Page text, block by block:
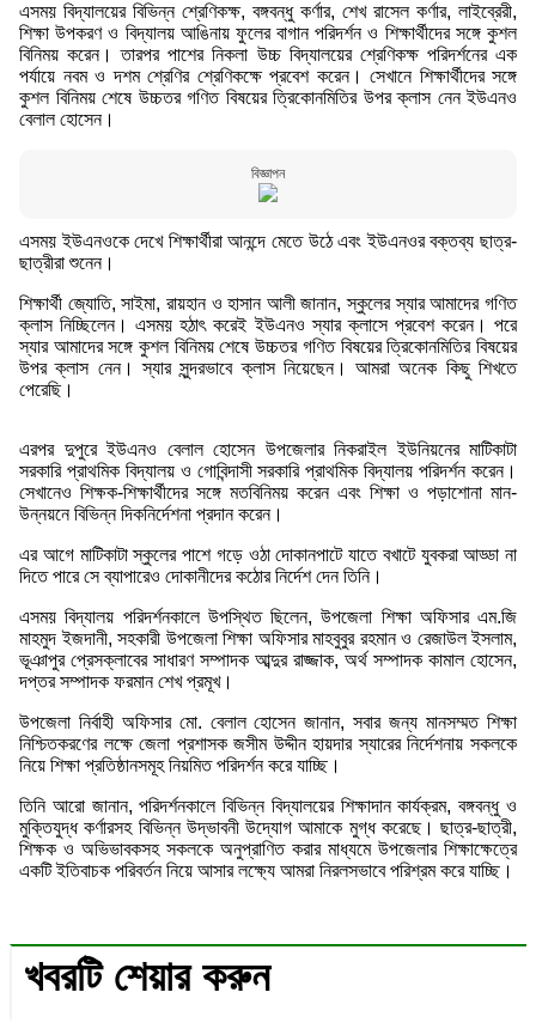
এসময় বিদ্যালয়ের বিভিন্ন শ্রেণিকক্ষ, বঙ্গবন্ধু কর্ণার, শেখ রাসেল কর্ণার, লাইব্রেরী,
শিক্ষা উপকরণ ও বিদ্যালয় আঙিনায় ফুলের বাগান পরিদর্শন ও শিক্ষার্থীদের সঙ্গে কুশল
বিনিময় করেন। তারপর পাশের নিকলা উচ্চ বিদ্যালয়ের শ্রেণিকক্ষ পরিদর্শনের এক
পর্যায়ে নবম ও দশম শ্রেণির শ্রেণিকক্ষে প্রবেশ করেন। সেখানে শিক্ষার্থীদের সঙ্গে
কুশল বিনিময় শেষে উচ্চতর গণিত বিষয়ের ত্রিকোনমিতির উপর ক্লাস নেন ইউএনও
বেলাল হোসেন।
বিজ্ঞাপন
এসময় ইউএনওকে দেখে শিক্ষার্থীরা আনন্দে মেতে উঠে এবং ইউএনওর বক্তব্য ছাত্র-
ছাত্রীরা শুনেন।
শিক্ষার্থী জ্যোতি, সাইমা, রায়হান ও হাসান আলী জানান, স্কুলের স্যার আমাদের গণিত
ক্লাস নিচ্ছিলেন। এসময় হঠাৎ করেই ইউএনও স্যার ক্লাসে প্রবেশ করেন। পরে
স্যার আমাদের সঙ্গে কুশল বিনিময় শেষে উচ্চতর গণিত বিষয়ের ত্রিকোনমিতির বিষয়ের
উপর ক্লাস নেন। স্যার সুন্দরভাবে ক্লাস নিয়েছেন। আমরা অনেক কিছু শিখতে
পেরেছি।
এরপর দুপুরে ইউএনও বেলাল হোসেন উপজেলার নিকরাইল ইউনিয়নের মাটিকাটা
সরকারি প্রাথমিক বিদ্যালয় ও গোবিন্দাসী সরকারি প্রাথমিক বিদ্যালয় পরিদর্শন করেন।
সেখানেও শিক্ষক-শিক্ষার্থীদের সঙ্গে মতবিনিময় করেন এবং শিক্ষা ও পড়াশোনা মান-
উন্নয়নে বিভিন্ন দিকনির্দেশনা প্রদান করেন।
এর আগে মাটিকাটা স্কুলের পাশে গড়ে ওঠা দোকানপাটে যাতে বখাটে যুবকরা আড্ডা না
দিতে পারে সে ব্যাপারেও দোকানীদের কঠোর নির্দেশ দেন তিনি।
এসময় বিদ্যালয় পরিদর্শনকালে উপস্থিত ছিলেন, উপজেলা শিক্ষা অফিসার এম.জি
মাহমুদ ইজদানী, সহকারী উপজেলা শিক্ষা অফিসার মাহবুবুর রহমান ও রেজাউল ইসলাম,
ভূঞাপুর প্রেসক্লাবের সাধারণ সম্পাদক আব্দুর রাজ্জাক, অর্থ সম্পাদক কামাল হোসেন,
দপ্তর সম্পাদক ফরমান শেখ প্রমূখ।
উপজেলা নির্বাহী অফিসার মো. বেলাল হোসেন জানান, সবার জন্য মানসম্মত শিক্ষা
নিশ্চিতকরণের লক্ষে জেলা প্রশাসক জসীম উদ্দীন হায়দার স্যারের নির্দেশনায় সকলকে
নিয়ে শিক্ষা প্রতিষ্ঠানসমূহ নিয়মিত পরিদর্শন করে যাচ্ছি।
তিনি আরো জানান, পরিদর্শনকালে বিভিন্ন বিদ্যালয়ের শিক্ষাদান কার্যক্রম, বঙ্গবন্ধু ও
মুক্তিযুদ্ধ কর্ণারসহ বিভিন্ন উদ্ভাবনী উদ্যোগ আমাকে মুগ্ধ করেছে। ছাত্র-ছাত্রী,
শিক্ষক ও অভিভাবকসহ সকলকে অনুপ্রাণিত করার মাধ্যমে উপজেলার শিক্ষাক্ষেত্রে
একটি ইতিবাচক পরিবর্তন নিয়ে আসার লক্ষ্যে আমরা নিরলসভাবে পরিশ্রম করে যাচ্ছি।
খবরটি শেয়ার করুন